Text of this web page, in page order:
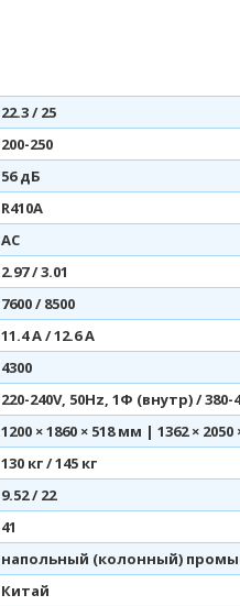
22.3 / 25
200-250
56 дБ
R410A
AC
2.97 / 3.01
7600 / 8500
11.4 А / 12.6 А
4300
220-240V, 50Hz, 1Ф (внутр) /
1200 × 1860 × 518 мм | 1362 ×
130 кг / 145 кг
9.52 / 22
41
напольный (колонный)
Китай